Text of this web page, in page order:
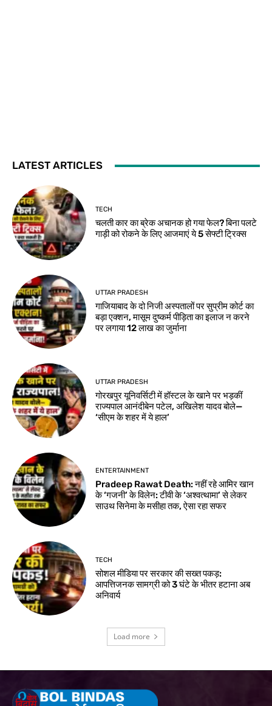
LATEST ARTICLES
TECH
चलती कार का ब्रेक अचानक हो गया फेल? बिना पलटे
गाड़ी को रोकने के लिए आजमाएं ये 5 सेफ्टी ट्रिक्स
UTTAR PRADESH
गाजियाबाद के दो निजी अस्पतालों पर सुप्रीम कोर्ट का
बड़ा एक्शन, मासूम दुष्कर्म पीड़िता का इलाज न करने
पर लगाया 12 लाख का जुर्माना
UTTAR PRADESH
गोरखपुर यूनिवर्सिटी में हॉस्टल के खाने पर भड़कीं
राज्यपाल आनंदीबेन पटेल, अखिलेश यादव बोले—
‘सीएम के शहर में ये हाल’
ENTERTAINMENT
Pradeep Rawat Death: नहीं रहे आमिर खान
के ‘गजनी’ के विलेन: टीवी के ‘अश्वत्थामा’ से लेकर
साउथ सिनेमा के मसीहा तक, ऐसा रहा सफर
TECH
सोशल मीडिया पर सरकार की सख्त पकड़:
आपत्तिजनक सामग्री को 3 घंटे के भीतर हटाना अब
अनिवार्य
Load more